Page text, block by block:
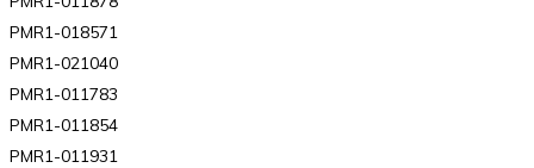
PMR1-018571
PMR1-021040
PMR1-011783
PMR1-011854
PMR1-011931